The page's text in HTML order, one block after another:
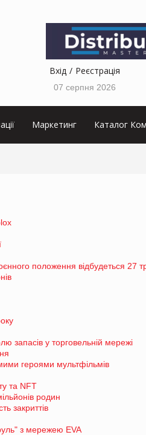
Вхід Реєстрація
07 серпня 2026
Маркетинг Каталог
положення відбудеться 27
запасів у торговельній мережі
героями мультфільмів
та NFT
родин
закриттів
з мережею EVA